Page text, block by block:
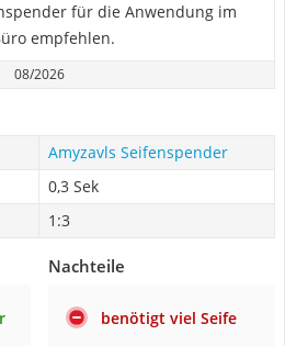
für die Anwendung im
empfehlen.
08/2026
Amyzavls Seifenspender
0,3 Sek
1:3
Nachteile
benötigt viel Seife